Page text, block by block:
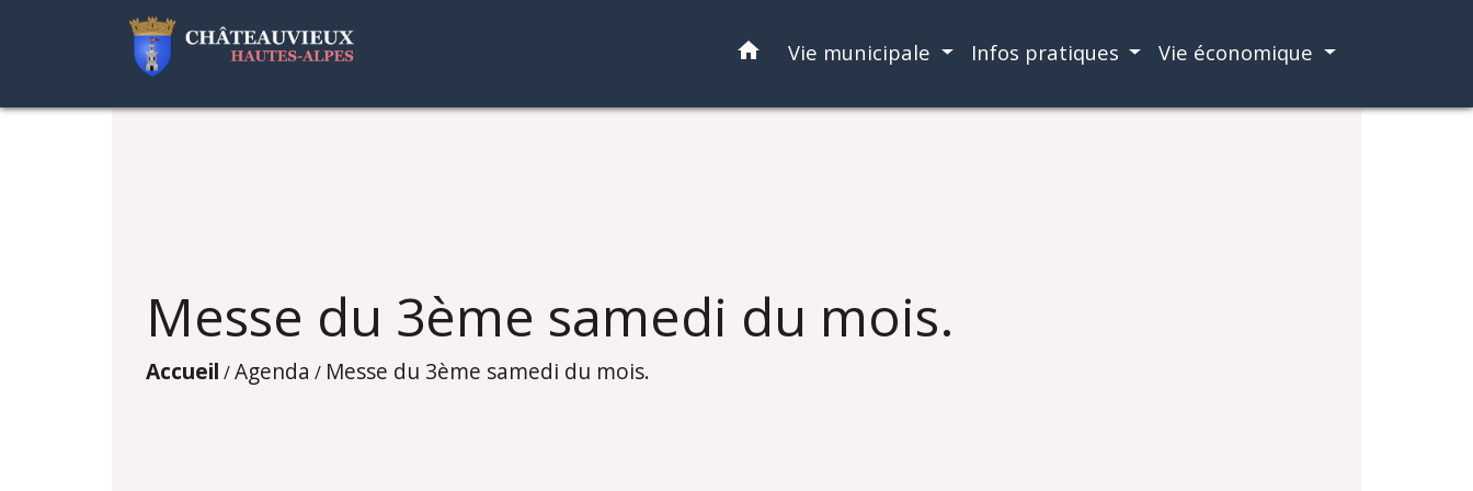
home Vie municipale Infos pratiques Vie économique
Messe du 3ème samedi du mois.
Accueil /Agenda / Messe du 3ème samedi du mois.